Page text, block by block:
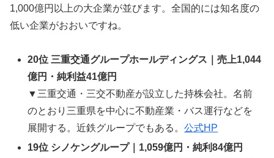
1,000億円以上の大企業が並びます。全国的には知名度の
低い企業がおおいですね。
20位 三重交通グループホールディングス｜売上1,044
億円・純利益41億円
▼三重交通・三交不動産が設立した持株会社。名前
のとおり三重県を中心に不動産業・バス運行などを
展開する。近鉄グループでもある。公式HP
19位 シノケングループ｜1,059億円・純利84億円